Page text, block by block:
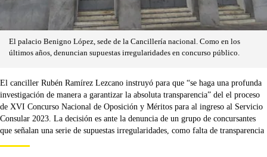
El palacio Benigno López, sede de la Cancillería nacional. Como en los
últimos años, denuncian supuestas irregularidades en concurso público.
El canciller Rubén Ramírez Lezcano instruyó para que “se haga una profunda
investigación de manera a garantizar la absoluta transparencia” del el proceso
de XVI Concurso Nacional de Oposición y Méritos para al ingreso al Servicio
Consular 2023. La decisión es ante la denuncia de un grupo de concursantes
que señalan una serie de supuestas irregularidades, como falta de transparencia